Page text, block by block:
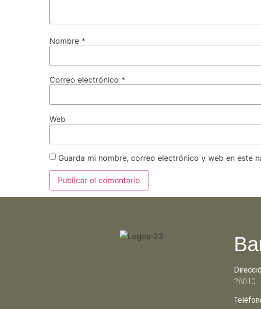
Nombre *
Correo electrónico *
Web
Guarda mi nombre, correo electrónico y web en este
28010